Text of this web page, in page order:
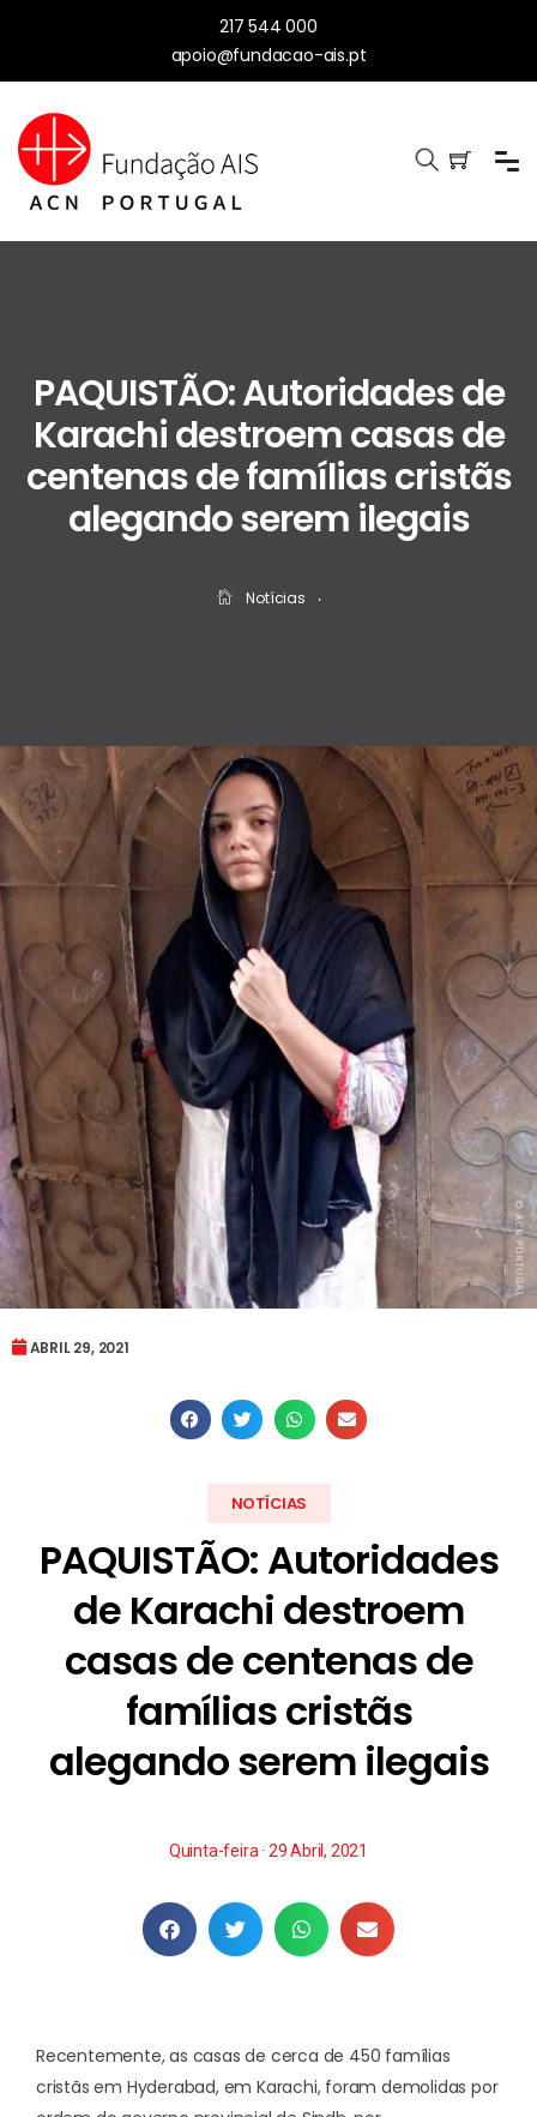
217 544 000
apoio@fundacao-ais.pt
PAQUISTÃO: Autoridades de
Karachi destroem casas de
centenas de famílias cristãs
alegando serem ilegais
Notícias ‧
ABRIL 29, 2021
NOTÍCIAS
PAQUISTÃO: Autoridades
de Karachi destroem
casas de centenas de
famílias cristãs
alegando serem ilegais
Quinta-feira · 29 Abril, 2021
Recentemente, as casas de cerca de 450 famílias
cristãs em Hyderabad, em Karachi, foram demolidas por